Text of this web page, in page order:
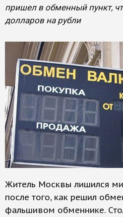
пришел в обменный пункт,
долларов на рубли
Житель Москвы лишился
после того, как решил
фальшивом обменнике.